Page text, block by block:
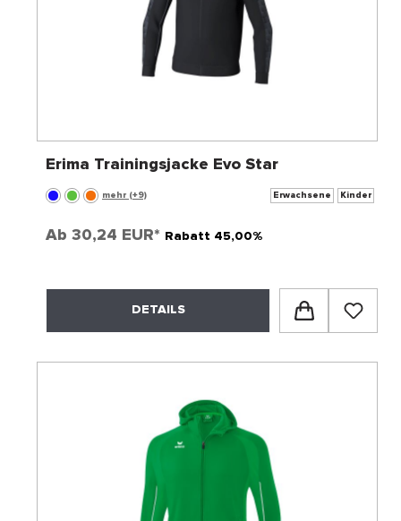
Erima Trainingsjacke Evo Star
mehr (+9) Erwachsene Kinder
Ab 30,24 EUR* Rabatt 45,00%
DETAILS